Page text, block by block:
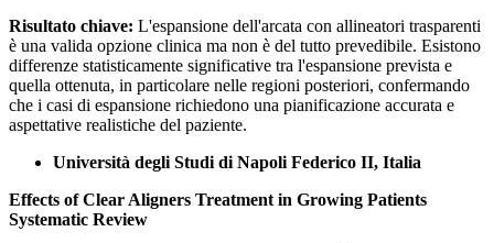
Risultato chiave: L'espansione dell'arcata con allineatori trasparenti
è una valida opzione clinica ma non è del tutto prevedibile. Esistono
differenze statisticamente significative tra l'espansione prevista e
quella ottenuta, in particolare nelle regioni posteriori, confermando
che i casi di espansione richiedono una pianificazione accurata e
aspettative realistiche del paziente.
Università degli Studi di Napoli Federico II, Italia
Effects of Clear Aligners Treatment in Growing Patients
Systematic Review